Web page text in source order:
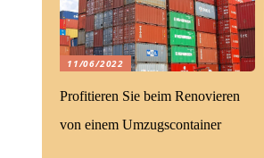
11/06/2022
Profitieren Sie beim Renovieren
von einem Umzugscontainer